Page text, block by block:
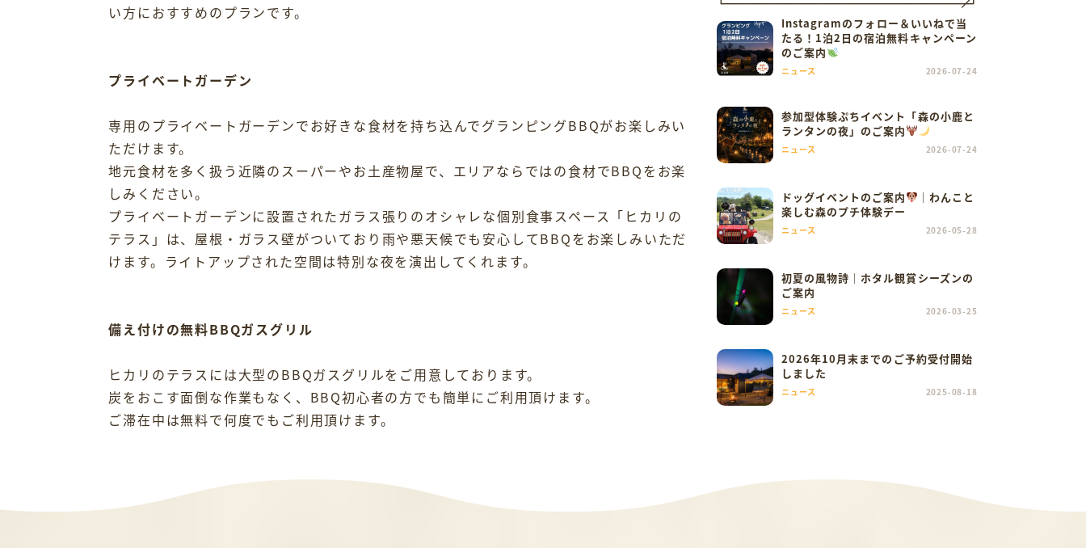
い方におすすめのプランです。
プライベートガーデン
専用のプライベートガーデンでお好きな食材を持ち込んでグランピングBBQがお楽しみい
ただけます。
地元食材を多く扱う近隣のスーパーやお土産物屋で、エリアならではの食材でBBQをお楽
しみください。
プライベートガーデンに設置されたガラス張りのオシャレな個別食事スペース「ヒカリの
テラス」は、屋根・ガラス壁がついており雨や悪天候でも安心してBBQをお楽しみいただ
けます。ライトアップされた空間は特別な夜を演出してくれます。
備え付けの無料BBQガスグリル
ヒカリのテラスには大型のBBQガスグリルをご用意しております。
炭をおこす面倒な作業もなく、BBQ初心者の方でも簡単にご利用頂けます。
ご滞在中は無料で何度でもご利用頂けます。
Instagramのフォロー＆いいねで当
たる！1泊2日の宿泊無料キャンペーン
のご案内
ニュース 2026-07-24
参加型体験ぷちイベント「森の小鹿と
ランタンの夜」のご案内
ニュース 2026-07-24
ドッグイベントのご案内
｜わんこと
楽しむ森のプチ体験デー
ニュース 2026-05-28
初夏の風物詩｜ホタル観賞シーズンの
ご案内
ニュース 2026-03-25
2026年10月末までのご予約受付開始
しました
ニュース 2025-08-18